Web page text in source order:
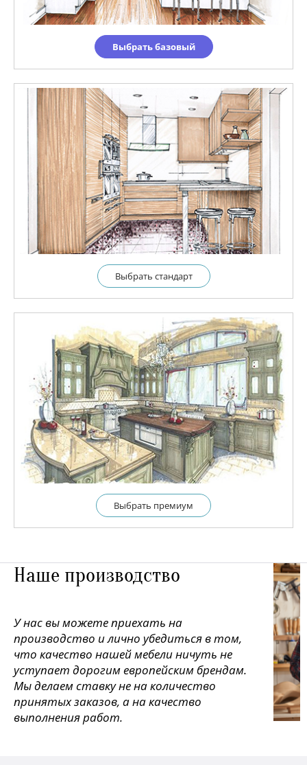
Выбрать базовый
Выбрать cтандарт
Выбрать премиум
Наше производство
У нас вы можете приехать на
производство и лично убедиться в том,
что качество нашей мебели ничуть не
уступает дорогим европейским брендам.
Мы делаем ставку не на количество
принятых заказов, а на качество
выполнения работ.